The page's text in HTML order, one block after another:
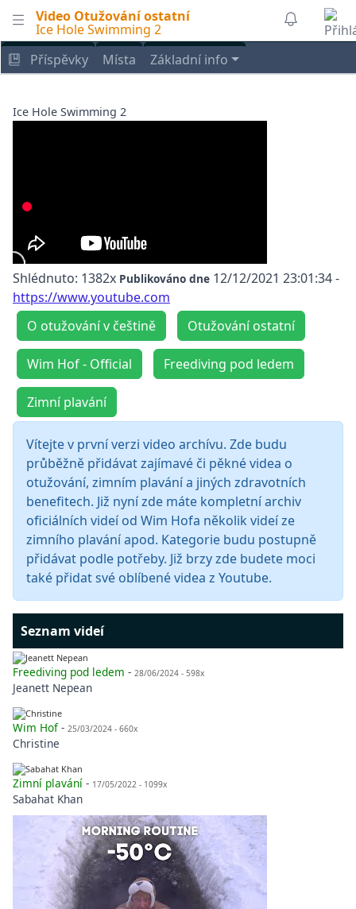
Video Otužování ostatní
Ice Hole Swimming 2
Příspěvky
Místa Základní info
Ice Hole Swimming 2
Shlédnuto: 1382x Publikováno dne 12/12/2021 23:01:34-
https://www.youtube.com
O otužování v češtině
Otužování ostatní
Wim Hof - Official Freediving pod ledem
Zimní plavání
Vítejte v první verzi video archívu. Zde budu
průběžně přidávat zajímavé či pěkné videa o
otužování, zimním plavání a jiných zdravotních
benefitech. Již nyní zde máte kompletní archiv
oficiálních videí od Wim Hofa několik videí ze
zimního plavání apod. Kategorie budu postupně
přidávat podle potřeby. Již brzy zde budete moci
také přidat své oblíbené videa z Youtube.
Seznam videí
Freediving pod ledem - 28/06/2024 - 598x
Jeanett Nepean
Wim Hof- 25/03/2024 - 660x
Christine
Zimní plavání - 17/05/2022 - 1099x
Sabahat Khan